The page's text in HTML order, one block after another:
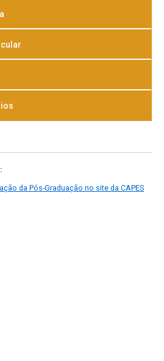
da Pós-Graduação no site da CAPES